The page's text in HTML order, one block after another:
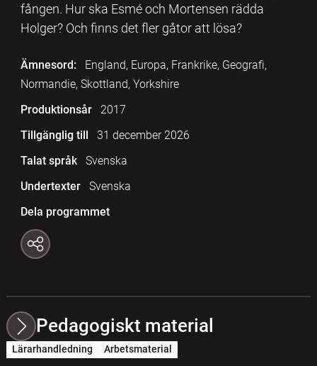
fången. Hur ska Esmé och Mortensen rädda
Holger? Och finns det fler gåtor att lösa?
Ämnesord:
England, Europa, Frankrike, Geografi,
Normandie, Skottland, Yorkshire
Produktionsår
2017
Tillgänglig till
31 december 2026
Talat språk
Svenska
Undertexter
Svenska
Dela programmet
Pedagogiskt material
Lärarhandledning Arbetsmaterial